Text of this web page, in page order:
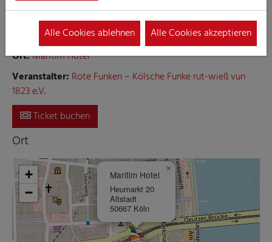
26.02.2025 19:00 Veranstaltungen, Kostümsitzung
Kostümsitzung der Kölsche Funke rut-wiess vun 1823 e.V.
Ort:Maritim Hotel
Veranstalter: Rote Funken – Kölsche Funke rut-wieß vun
1823 e.V.
Ticket buchen
Ort
Maritim Hotel
Heumarkt 20
Altstadt
50667 Köln
×
+
−
Alle Cookies ablehnen Alle Cookies akzeptieren